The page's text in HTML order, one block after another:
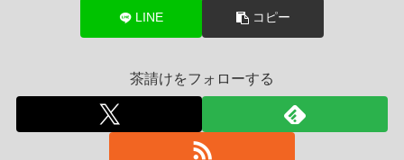
LINE コピー
茶請けをフォローする